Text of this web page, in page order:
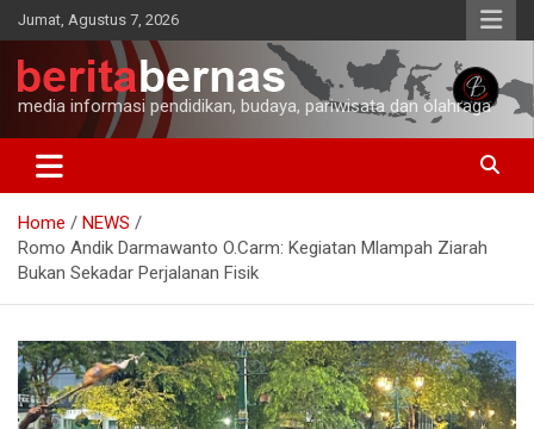
Skip
to
content
Jumat, Agustus 7, 2026
media informasi pendidikan, budaya, pariwisata dan olahraga
Home
NEWS
Romo Andik Darmawanto O.Carm: Kegiatan Mlampah Ziarah
Bukan Sekadar Perjalanan Fisik